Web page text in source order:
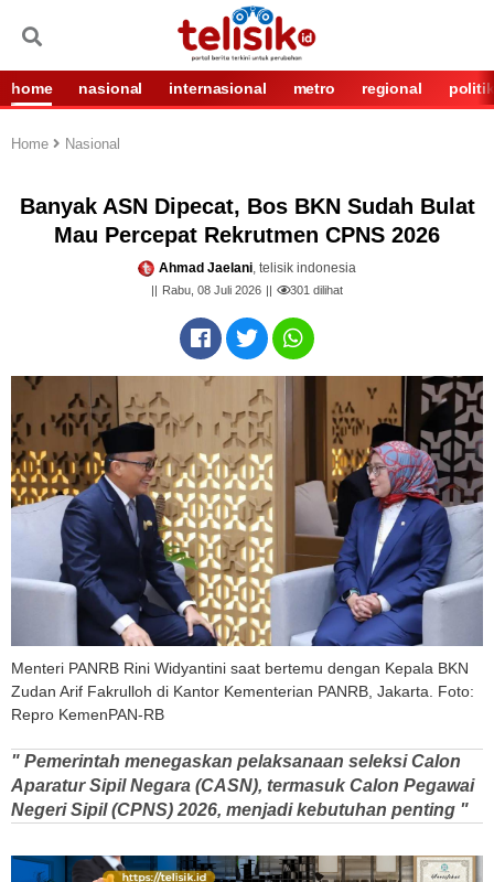
home nasional internasional metro regional politik
Home Nasional
Banyak ASN Dipecat, Bos BKN Sudah Bulat
Mau Percepat Rekrutmen CPNS 2026
Ahmad Jaelani, telisik indonesia
Rabu, 08 Juli 2026 301 dilihat
Menteri PANRB Rini Widyantini saat bertemu dengan Kepala BKN
Zudan Arif Fakrulloh di Kantor Kementerian PANRB, Jakarta. Foto:
Repro KemenPAN-RB
" Pemerintah menegaskan pelaksanaan seleksi Calon
Aparatur Sipil Negara (CASN), termasuk Calon Pegawai
Negeri Sipil (CPNS) 2026, menjadi kebutuhan penting "